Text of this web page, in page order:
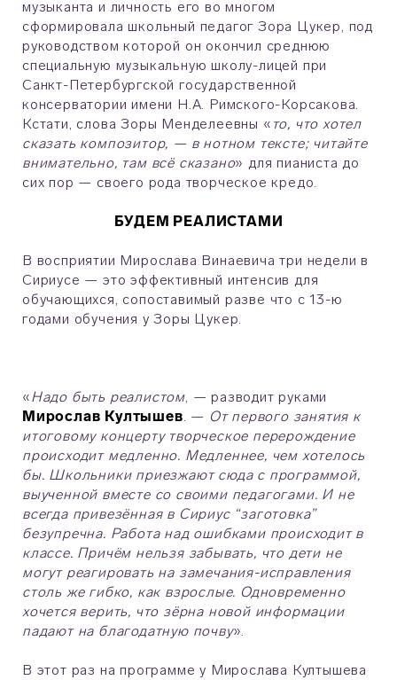
музыканта и личность его во многом
сформировала школьный педагог Зора Цукер, под
руководством которой он окончил среднюю
специальную музыкальную школу-лицей при
Санкт-Петербургской государственной
консерватории имени Н.А. Римского-Корсакова.
Кстати, слова Зоры Менделеевны « то, что хотел
сказать композитор, — в нотном тексте; читайте
внимательно, там всё сказано» для пианиста до
сих пор — своего рода творческое кредо.
БУДЕМ РЕАЛИСТАМИ
В восприятии Мирослава Винаевича три недели в
Сириусе — это эффективный интенсив для
обучающихся, сопоставимый разве что с 13-ю
годами обучения у Зоры Цукер.
«Надо быть реалистом, — разводит руками
Мирослав Култышев. — От первого занятия к
итоговому концерту творческое перерождение
происходит медленно. Медленнее, чем хотелось
бы. Школьники приезжают сюда с программой,
выученной вместе со своими педагогами. И не
всегда привезённая в Сириус “заготовка”
безупречна. Работа над ошибками происходит в
классе. Причём нельзя забывать, что дети не
могут реагировать на замечания-исправления
столь же гибко, как взрослые. Одновременно
хочется верить, что зёрна новой информации
падают на благодатную почву».
В этот раз на программе у Мирослава Култышева